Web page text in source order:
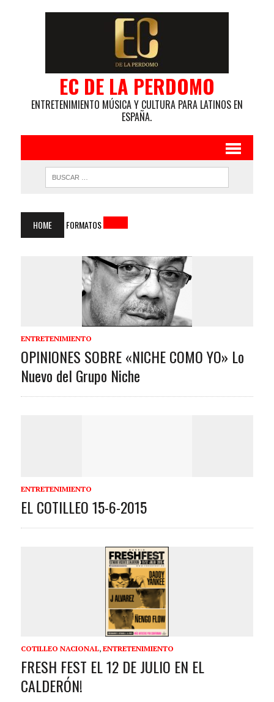
EC DE LA PERDOMO
ENTRETENIMIENTO MÚSICA Y CULTURA PARA LATINOS EN
ESPAÑA.
HOME FORMATOS
ENTRETENIMIENTO
OPINIONES SOBRE «NICHE COMO YO» Lo
Nuevo del Grupo Niche
ENTRETENIMIENTO
EL COTILLEO 15-6-2015
COTILLEO NACIONAL, ENTRETENIMIENTO
FRESH FEST EL 12 DE JULIO EN EL
CALDERÓN!